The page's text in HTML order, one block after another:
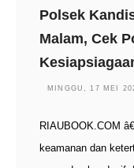
Polsek
Malam, Cek
MINGGU, 17 MEI
RIAUBOOK.COM
keamanan dan